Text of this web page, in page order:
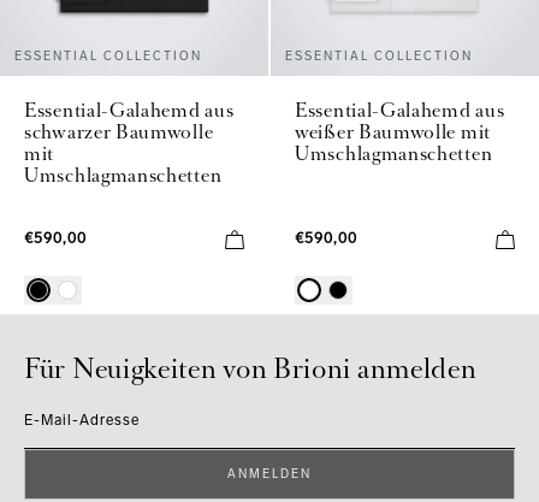
ESSENTIAL COLLECTION
Essential-Galahemd aus
schwarzer Baumwolle
mit
Umschlagmanschetten
€590,00
ESSENTIAL COLLECTION
Essential-Galahemd aus
weißer Baumwolle mit
Umschlagmanschetten
€590,00
Für Neuigkeiten von Brioni anmelden
E-Mail-Adresse
ANMELDEN